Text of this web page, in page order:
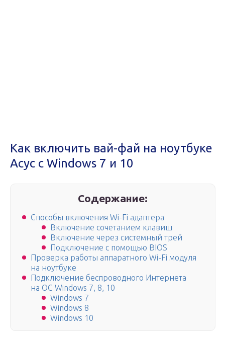
Как включить вай-фай на ноутбуке
Асус с Windows 7 и 10
Содержание:
Способы включения Wi-Fi адаптера
Включение сочетанием клавиш
Включение через системный трей
Подключение с помощью BIOS
Проверка работы аппаратного Wi-Fi модуля
на ноутбуке
Подключение беспроводного Интернета
на ОС Windows 7, 8, 10
Windows 7
Windows 8
Windows 10